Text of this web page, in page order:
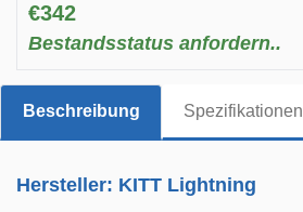
€342
Bestandsstatus anfordern..
Beschreibung Spezifikationen
Hersteller: KITT Lightning